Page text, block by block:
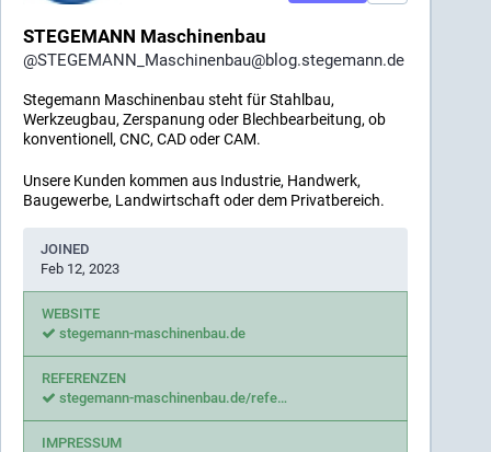
STEGEMANN Maschinenbau
@STEGEMANN_Maschinenbau@blog.stegemann.de
Stegemann Maschinenbau steht für Stahlbau,
Werkzeugbau, Zerspanung oder Blechbearbeitung, ob
konventionell, CNC, CAD oder CAM.
Unsere Kunden kommen aus Industrie, Handwerk,
Baugewerbe, Landwirtschaft oder dem Privatbereich.
JOINED
Feb 12, 2023
WEBSITE
stegemann-maschinenbau.de
REFERENZEN
stegemann-maschinenbau.de/refe
IMPRESSUM